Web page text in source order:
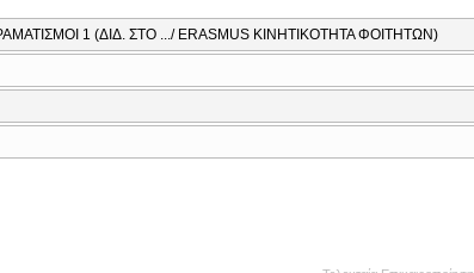
1 (ΔΙΔ. ΣΤΟ .../ ERASMUS ΚΙΝΗΤΙΚΟΤΗΤΑ ΦΟΙΤΗΤΩΝ)